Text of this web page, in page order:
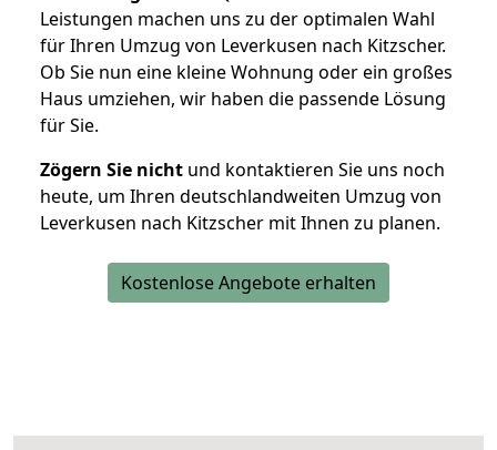
Leistungen machen uns zu der optimalen Wahl
für Ihren Umzug von Leverkusen nach Kitzscher.
Ob Sie nun eine kleine Wohnung oder ein großes
Haus umziehen, wir haben die passende Lösung
für Sie.
Zögern Sie nicht und kontaktieren Sie uns noch
heute, um Ihren deutschlandweiten Umzug von
Leverkusen nach Kitzscher mit Ihnen zu planen.
Kostenlose Angebote erhalten